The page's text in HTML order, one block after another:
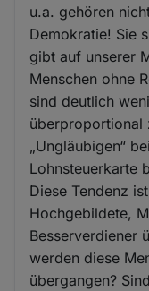
u.a. gehören
Demokratie! Sie
gibt auf unserer
Menschen ohne
sind deutlich
überproportional
„Ungläubigen“
Lohnsteuerkarte
Diese Tendenz
Hochgebildete,
Besserverdiener
werden diese
übergangen?